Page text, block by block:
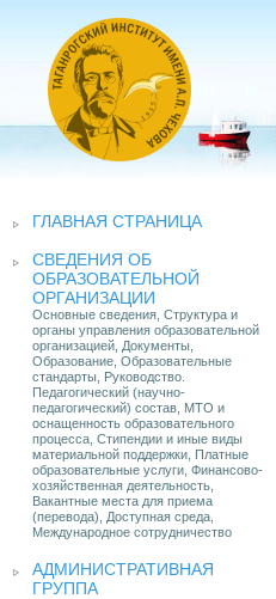
ГЛАВНАЯ СТРАНИЦА
СВЕДЕНИЯ ОБ
ОБРАЗОВАТЕЛЬНОЙ
ОРГАНИЗАЦИИ
Основные сведения, Структура и
органы управления образовательной
организацией, Документы,
Образование, Образовательные
стандарты, Руководство.
Педагогический (научно-
педагогический) состав, МТО и
оснащенность образовательного
процесса, Стипендии и иные виды
материальной поддержки, Платные
образовательные услуги, Финансово-
хозяйственная деятельность,
Вакантные места для приема
(перевода), Доступная среда,
Международное сотрудничество
АДМИНИСТРАТИВНАЯ
ГРУППА